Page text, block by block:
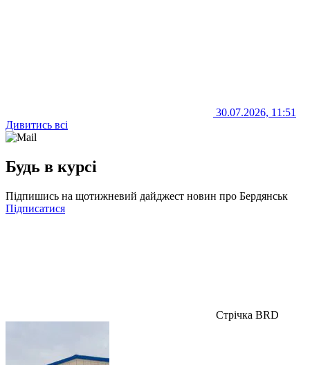
30.07.2026, 11:51
Дивитись всі
Будь в курсі
Підпишись на щотижневий дайджест новин про Бердянськ
Підписатися
Стрічка BRD